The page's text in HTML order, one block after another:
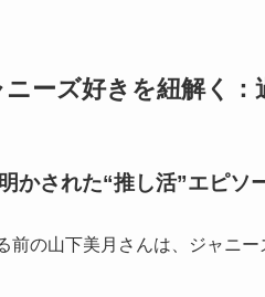
ーズ好きを紐解く：
かされた“推し活”エピソ
前の山下美月さんは、ジャニ